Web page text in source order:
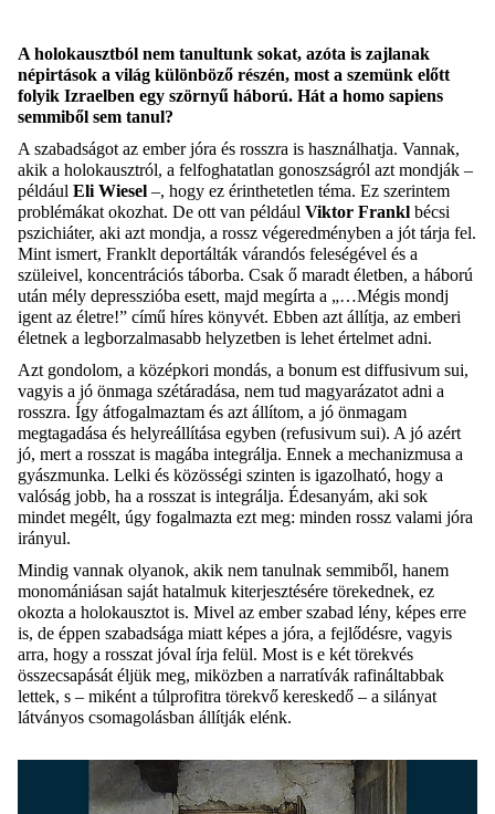
A holokausztból nem tanultunk sokat, azóta is zajlanak
népirtások a világ különböző részén, most a szemünk előtt
folyik Izraelben egy szörnyű háború. Hát a homo sapiens
semmiből sem tanul?
A szabadságot az ember jóra és rosszra is használhatja. Vannak,
akik a holokausztról, a felfoghatatlan gonoszságról azt mondják –
például Eli Wiesel –, hogy ez érinthetetlen téma. Ez szerintem
problémákat okozhat. De ott van például Viktor Frankl bécsi
pszichiáter, aki azt mondja, a rossz végeredményben a jót tárja fel.
Mint ismert, Franklt deportálták várandós feleségével és a
szüleivel, koncentrációs táborba. Csak ő maradt életben, a háború
után mély depresszióba esett, majd megírta a „…Mégis mondj
igent az életre!” című híres könyvét. Ebben azt állítja, az emberi
életnek a legborzalmasabb helyzetben is lehet értelmet adni.
Azt gondolom, a középkori mondás, a bonum est diffusivum sui,
vagyis a jó önmaga szétáradása, nem tud magyarázatot adni a
rosszra. Így átfogalmaztam és azt állítom, a jó önmagam
megtagadása és helyreállítása egyben (refusivum sui). A jó azért
jó, mert a rosszat is magába integrálja. Ennek a mechanizmusa a
gyászmunka. Lelki és közösségi szinten is igazolható, hogy a
valóság jobb, ha a rosszat is integrálja. Édesanyám, aki sok
mindet megélt, úgy fogalmazta ezt meg: minden rossz valami jóra
irányul.
Mindig vannak olyanok, akik nem tanulnak semmiből, hanem
monomániásan saját hatalmuk kiterjesztésére törekednek, ez
okozta a holokausztot is. Mivel az ember szabad lény, képes erre
is, de éppen szabadsága miatt képes a jóra, a fejlődésre, vagyis
arra, hogy a rosszat jóval írja felül. Most is e két törekvés
összecsapását éljük meg, miközben a narratívák rafináltabbak
lettek, s – miként a túlprofitra törekvő kereskedő – a silányat
látványos csomagolásban állítják elénk.